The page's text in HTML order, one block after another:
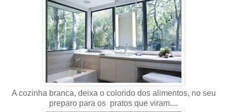
A cozinha branca, deixa o colorido dos alimentos, no seu
preparo para os pratos que viram....